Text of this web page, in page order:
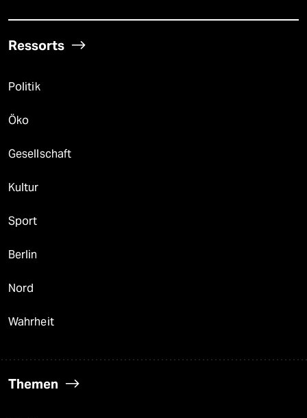
Ressorts
Politik
Öko
Gesellschaft
Kultur
Sport
Berlin
Nord
Wahrheit
Themen